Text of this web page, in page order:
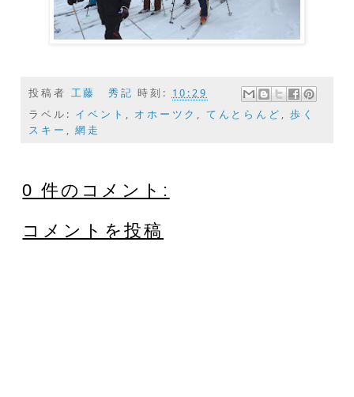
投稿者 工藤 秀記 時刻: 10:29
ラベル: イベント , オホーツク , てんとらんど ,歩く
スキー ,網走
0 件のコメント:
コメントを投稿